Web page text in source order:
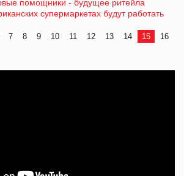
помощники - будущее ритейла
супермаркетах будут работать
7 8 9 10 11 12 13 14 15
16